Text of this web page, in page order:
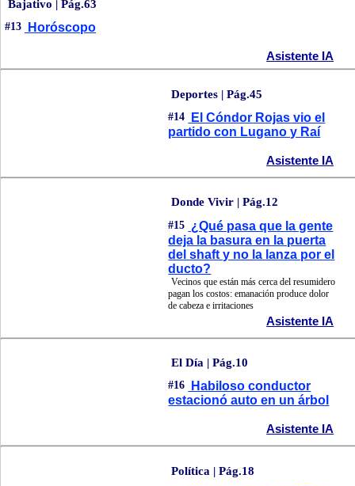
Bajativo | Pág.63
#13 Horóscopo
Asistente IA
Deportes | Pág.45
#14
El Cóndor Rojas vio el
partido con Lugano y Raí
Asistente IA
Donde Vivir | Pág.12
#15 ¿Qué pasa que la gente
deja la basura en la puerta
del shaft y no la lanza por el
ducto?
Vecinos que están más cerca del resumidero
pagan los costos: emanación produce dolor
de cabeza e irritaciones
Asistente IA
El Día | Pág.10
#16
Habiloso conductor
estacionó auto en un árbol
Asistente IA
Política | Pág.18